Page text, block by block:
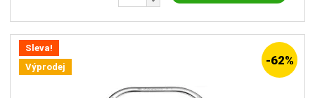
Sleva!
Výprodej
-62%